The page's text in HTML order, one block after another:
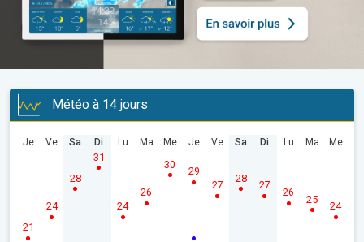
Météo à 14 jours
Je
21
Ve
24
Sa
28
Di
31
Lu
24
Ma
26
Me
30
Je
29
Ve
27
Sa
28
Di
27
Lu
26
Ma
25
Me
24